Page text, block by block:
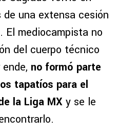
una extensa cesión
El mediocampista no
del cuerpo técnico
no formó parte
tapatíos para el
la Liga MX y se le